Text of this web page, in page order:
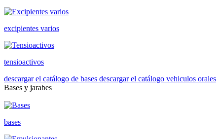
excipientes varios
tensioactivos
descargar el catálogo de bases descargar el catálogo vehiculos orales
Bases y jarabes
bases